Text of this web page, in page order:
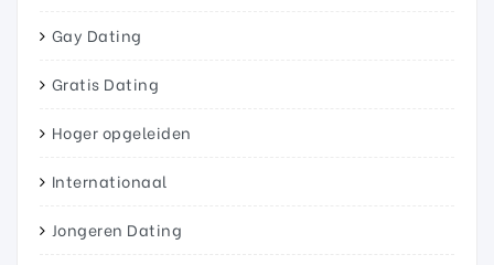
Gay Dating
Gratis Dating
Hoger opgeleiden
Internationaal
Jongeren Dating